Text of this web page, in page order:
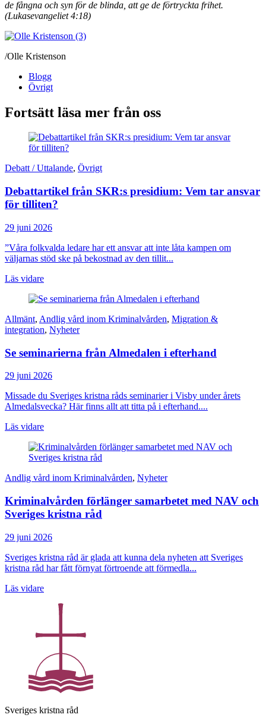
de fångna och syn för de blinda, att ge de förtryckta frihet.
(Lukasevangeliet 4:18)
/Olle Kristenson
Blogg
Övrigt
Fortsätt läsa mer från oss
Debatt / Uttalande, Övrigt
Debattartikel från SKR:s presidium: Vem tar ansvar
för tilliten?
29 juni 2026
”Våra folkvalda ledare har ett ansvar att inte låta kampen om
väljarnas stöd ske på bekostnad av den tillit...
Läs vidare
Allmänt, Andlig vård inom Kriminalvården, Migration &
integration, Nyheter
Se seminarierna från Almedalen i efterhand
29 juni 2026
Missade du Sveriges kristna råds seminarier i Visby under årets
Almedalsvecka? Här finns allt att titta på i efterhand....
Läs vidare
Andlig vård inom Kriminalvården, Nyheter
Kriminalvården förlänger samarbetet med NAV och
Sveriges kristna råd
29 juni 2026
Sveriges kristna råd är glada att kunna dela nyheten att Sveriges
kristna råd har fått förnyat förtroende att förmedla...
Läs vidare
Sveriges kristna råd